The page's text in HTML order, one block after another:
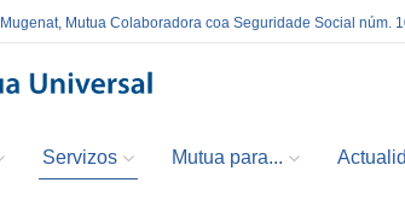
Mutua Colaboradora coa Seguridade Social núm.
Servizos Mutua para...